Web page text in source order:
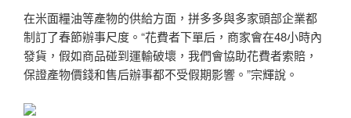
在米面糧油等產物的供給方面，拼多多與多家頭部企業都
制訂了春節辦事尺度。“花費者下單后，商家會在48小時內
發貨，假如商品碰到運輸破壞，我們會協助花費者索賠，
保證產物價錢和售后辦事都不受假期影響。”宗輝說。